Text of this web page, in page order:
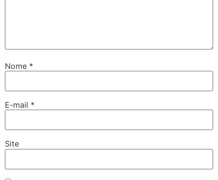
Nome *
E-mail *
Site